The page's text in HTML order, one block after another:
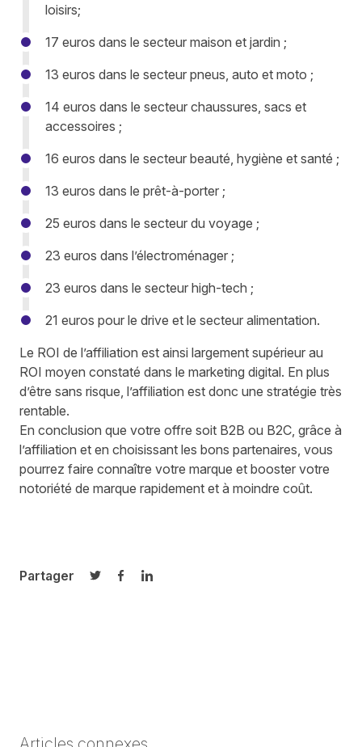
loisirs;
17 euros dans le secteur maison et jardin ;
13 euros dans le secteur pneus, auto et moto ;
14 euros dans le secteur chaussures, sacs et
accessoires ;
16 euros dans le secteur beauté, hygiène et santé ;
13 euros dans le prêt-à-porter ;
25 euros dans le secteur du voyage ;
23 euros dans l’électroménager ;
23 euros dans le secteur high-tech ;
21 euros pour le drive et le secteur alimentation.
Le ROI de l’affiliation est ainsi largement supérieur au
ROI moyen constaté dans le marketing digital. En plus
d’être sans risque, l’affiliation est donc une stratégie très
rentable.
En conclusion que votre offre soit B2B ou B2C, grâce à
l’affiliation et en choisissant les bons partenaires, vous
pourrez faire connaître votre marque et booster votre
notoriété de marque rapidement et à moindre coût.
Partager
Partager sur Twitter
Partager sur Facebook
Partager sur LinkedIn